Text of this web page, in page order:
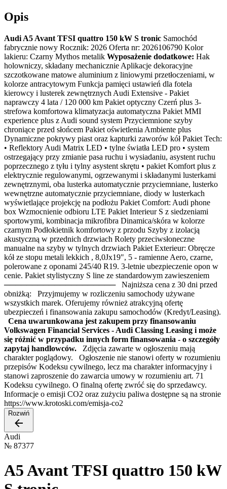
Opis
Audi A5 Avant TFSI quattro 150 kW S tronic Samochód
fabrycznie nowy Rocznik: 2026 Oferta nr: 2026106790 Kolor
lakieru: Czarny Mythos metalik Wyposażenie dodatkowe: Hak
holowniczy, składany mechanicznie Aplikacje dekoracyjne
szczotkowane matowe aluminium z liniowymi przetłoczeniami, w
kolorze antracytowym Funkcja pamięci ustawień dla fotela
kierowcy i lusterek zewnętrznych Audi Extensive - Pakiet
naprawczy 4 lata / 120 000 km Pakiet optyczny Czerń plus 3-
strefowa komfortowa klimatyzacja automatyczna Pakiet MMI
experience plus z Audi sound system Przyciemnione szyby
chroniące przed słońcem Pakiet oświetlenia Ambiente plus
Dynamiczne pokrywy piast oraz kapturki zaworów kół Pakiet Tech:
• Reflektory Audi Matrix LED • tylne światła LED pro • system
ostrzegający przy zmianie pasa ruchu i wysiadaniu, asystent ruchu
poprzecznego z tyłu i tylny asystent skrętu • pakiet Komfort plus z
elektrycznie regulowanymi, ogrzewanymi i składanymi lusterkami
zewnętrznymi, oba lusterka automatycznie przyciemniane, lusterko
wewnętrzne automatycznie przyciemniane, diody w lusterkach
wyświetlające projekcję na podłożu Pakiet Comfort: Audi phone
box Wzmocnienie odbioru LTE Pakiet Interieur S z siedzeniami
sportowymi, kombinacja mikrofibra Dinamica/skóra w kolorze
czarnym Podłokietnik komfortowy z przodu Szyby z izolacją
akustyczną w przednich drzwiach Rolety przeciwsłoneczne
manualne na szyby w tylnych drzwiach Pakiet Exterieur: Obręcze
kół ze stopu metali lekkich , 8,0Jx19", 5 - ramienne Aero, czarne,
polerowane z oponami 245/40 R19. 3-letnie ubezpieczenie opon w
cenie. Pakiet stylistyczny S line ze standardowym zawieszeniem
──────────────────── Najniższa cena z 30 dni przed
obniżką: Przyjmujemy w rozliczeniu samochody używane
wszystkich marek. Oferujemy również atrakcyjną ofertę
ubezpieczeń i finansowania zakupu samochodów (Kredyt/Leasing).
Cena uwarunkowana jest zakupem przy finansowaniu
Volkswagen Financial Services - Audi Classing Leasing i może
się różnić w przypadku innych form finansowania - o szczegóły
zapytaj handlowców. Zdjęcia zawarte w ogłoszeniu mają
charakter poglądowy. Ogłoszenie nie stanowi oferty w rozumieniu
przepisów Kodeksu cywilnego, lecz ma charakter informacyjny i
stanowi zaproszenie do zawarcia umowy w rozumieniu art. 71
Kodeksu cywilnego. O finalną ofertę zwróć się do sprzedawcy.
Informacje o emisji CO2 oraz zużyciu paliwa dostępne są na stronie
https://www.krotoski.com/emisja-co2
Rozwiń
Audi
№ 87377
A5 Avant TFSI quattro 150 kW